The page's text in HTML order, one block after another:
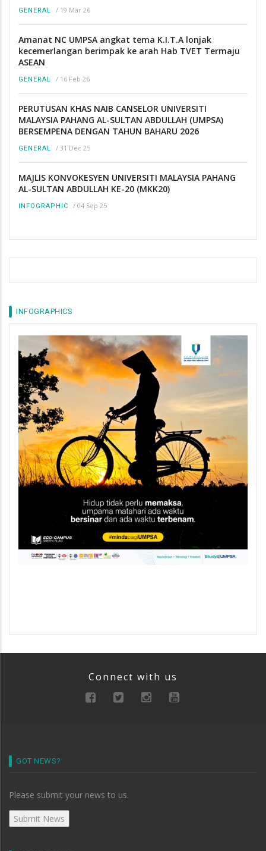
GENERAL / 19 Mar 26
Amanat NC UMPSA angkat tema K.I.T.A lonjak
kecemerlangan berimpak ke arah Hab TVET Termaju
ASEAN
GENERAL / 16 Feb 26
PERUTUSAN KHAS NAIB CANSELOR UNIVERSITI
MALAYSIA PAHANG AL-SULTAN ABDULLAH (UMPSA)
BERSEMPENA DENGAN TAHUN BAHARU 2026
GENERAL / 31 Dec 25
MAJLIS KONVOKESYEN UNIVERSITI MALAYSIA PAHANG
AL-SULTAN ABDULLAH KE-20 (MKK20)
INFOGRAPHIC / 04 Sep 25
INFOGRAPHICS
Connect with us
GOT NEWS?
Please submit your news to us.